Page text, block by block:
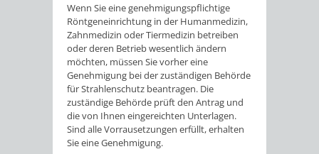
Wenn Sie eine genehmigungspflichtige
Röntgeneinrichtung in der Humanmedizin,
Zahnmedizin oder Tiermedizin betreiben
oder deren Betrieb wesentlich ändern
möchten, müssen Sie vorher eine
Genehmigung bei der zuständigen Behörde
für Strahlenschutz beantragen. Die
zuständige Behörde prüft den Antrag und
die von Ihnen eingereichten Unterlagen.
Sind alle Vorrausetzungen erfüllt, erhalten
Sie eine Genehmigung.